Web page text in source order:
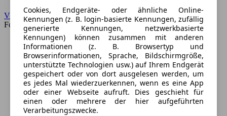
VW
Forum
Cookies, Endgeräte- oder ähnliche Online-
Kennungen (z. B. login-basierte Kennungen, zufällig
generierte Kennungen, netzwerkbasierte
Kennungen) können zusammen mit anderen
Informationen (z. B. Browsertyp und
Browserinformationen, Sprache, Bildschirmgröße,
unterstützte Technologien usw.) auf Ihrem Endgerät
gespeichert oder von dort ausgelesen werden, um
es jedes Mal wiederzuerkennen, wenn es eine App
oder einer Webseite aufruft. Dies geschieht für
einen oder mehrere der hier aufgeführten
Verarbeitungszwecke.